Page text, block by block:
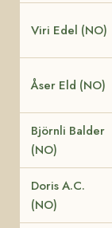
Viri Edel (NO)
Åser Eld (NO)
Björnli Balder
(NO)
Doris A.C.
(NO)